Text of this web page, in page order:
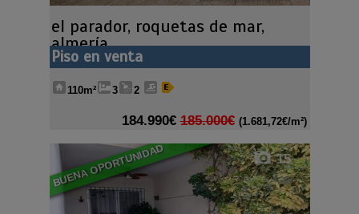
el parador, roquetas de mar,
almería
Piso en venta
110m² 3 2
184.990€ 185.000€ (1.681,72€/m²)
BUENA OPORTUNIDAD 15